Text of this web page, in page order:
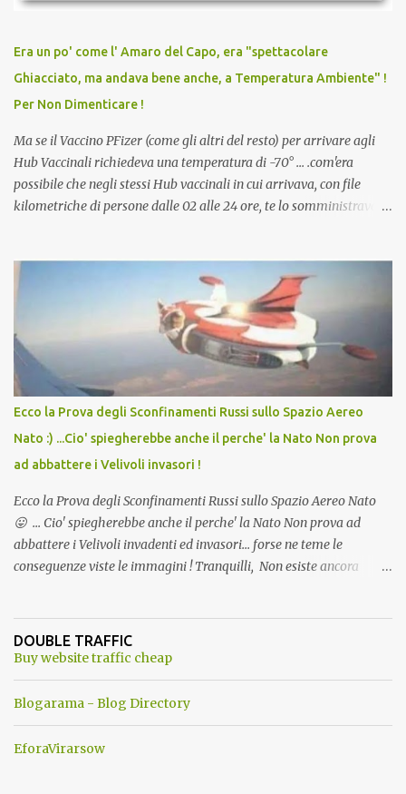
vaccino usato per minacciare i mezzi di sussistenza, il lavoro o la
scuola. Non avevamo mai visto un vaccino che permettesse a un
dodicenne di ignorare il consenso dei genitori. Dopo tutti i vaccini
che abbiamo elencato sopra...
Era un po' come l' Amaro del Capo, era "spettacolare
Ghiacciato, ma andava bene anche, a Temperatura Ambiente" !
Per Non Dimenticare !
Ma se il Vaccino PFizer (come gli altri del resto) per arrivare agli
Hub Vaccinali richiedeva una temperatura di -70° ... .com'era
possibile che negli stessi Hub vaccinali in cui arrivava, con file
kilometriche di persone dalle 02 alle 24 ore, te lo somministravano
Vaccino come: l' Amaro del Capo, era "spettacolare Ghiacciato, ma
andava bene anche, a Temperatura Ambiente"! Riproponiamo
l'articolo per NON Dimenticare!
Ecco la Prova degli Sconfinamenti Russi sullo Spazio Aereo
Nato :) ...Cio' spiegherebbe anche il perche' la Nato Non prova
ad abbattere i Velivoli invasori !
Ecco la Prova degli Sconfinamenti Russi sullo Spazio Aereo Nato
😛 ... Cio' spiegherebbe anche il perche' la Nato Non prova ad
abbattere i Velivoli invadenti ed invasori... forse ne teme le
conseguenze viste le immagini ! Tranquilli, Non esiste ancora
ancora una fantasia Nato o forse una "False Flag", per provocare
una guerra mondiale che difficilmente da menti sane, potrebbe
DOUBLE TRAFFIC
Buy website traffic cheap
Blogarama - Blog Directory
EforaVirarsow